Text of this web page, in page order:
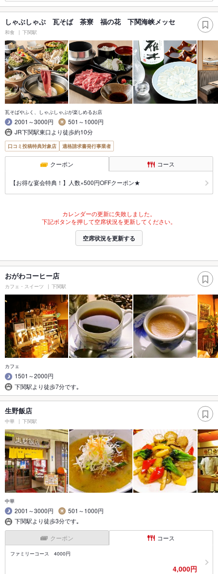
しゃぶしゃぶ 瓦そば 茶寮 福の花 下関海峡メッセ
和食 下関駅
瓦そばやふく、しゃぶしゃぶが楽しめるお店
2001～3000円
501～1000円
JR下関駅東口より徒歩約10分
口コミ投稿特典対象店 適格請求書発行事業者
クーポン コース
【お得な宴会特典！】人数×500円OFFクーポン★
カレンダーの更新に失敗しました。
下記ボタンを押して空席状況を更新してください。
空席状況を更新する
おがわコーヒー店
カフェ・スイーツ 下関駅
カフェ
1501～2000円
下関駅より徒歩7分です｡
生野飯店
中華 下関駅
中華
2001～3000円
501～1000円
下関駅より徒歩3分です｡
クーポン コース
ファミリーコース 4000円
4,000円